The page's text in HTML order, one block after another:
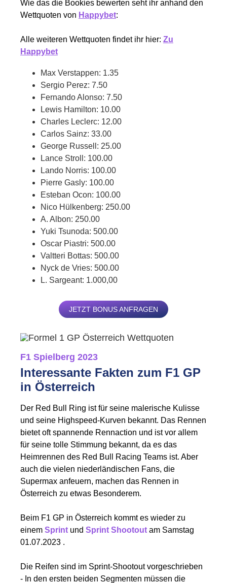
Wie das die Bookies bewerten seht ihr anhand den
Wettquoten von Happybet:
Alle weiteren Wettquoten findet ihr hier: Zu
Happybet
Max Verstappen: 1.35
Sergio Perez: 7.50
Fernando Alonso: 7.50
Lewis Hamilton: 10.00
Charles Leclerc: 12.00
Carlos Sainz: 33.00
George Russell: 25.00
Lance Stroll: 100.00
Lando Norris: 100.00
Pierre Gasly: 100.00
Esteban Ocon: 100.00
Nico Hülkenberg: 250.00
A. Albon: 250.00
Yuki Tsunoda: 500.00
Oscar Piastri: 500.00
Valtteri Bottas: 500.00
Nyck de Vries: 500.00
L. Sargeant: 1.000,00
JETZT BONUS ANFRAGEN
F1 Spielberg 2023
Interessante Fakten zum F1 GP
in Österreich
Der Red Bull Ring ist für seine malerische Kulisse
und seine Highspeed-Kurven bekannt. Das Rennen
bietet oft spannende Rennaction und ist vor allem
für seine tolle Stimmung bekannt, da es das
Heimrennen des Red Bull Racing Teams ist. Aber
auch die vielen niederländischen Fans, die
Supermax anfeuern, machen das Rennen in
Österreich zu etwas Besonderem.
Beim F1 GP in Österreich kommt es wieder zu
einem Sprint und Sprint Shootout am Samstag
01.07.2023 .
Die Reifen sind im Sprint-Shootout vorgeschrieben
- In den ersten beiden Segmenten müssen die